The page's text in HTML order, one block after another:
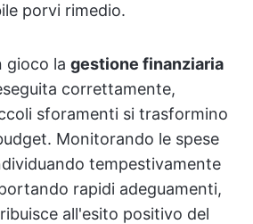
porvi rimedio.
gioco la gestione finanziaria
correttamente,
sforamenti si trasformino
Monitorando le spese
tempestivamente
rapidi adeguamenti,
all'esito positivo del